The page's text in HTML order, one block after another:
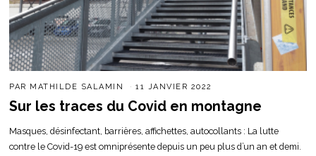
PAR MATHILDE SALAMIN 11 JANVIER 2022
Sur les traces du Covid en montagne
Masques, désinfectant, barrières, affichettes, autocollants : La lutte
contre le Covid-19 est omniprésente depuis un peu plus d’un an et demi.